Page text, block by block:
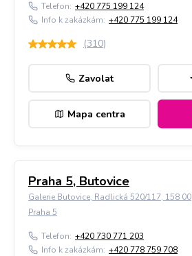
Telefon: +420 775 199 124
Info k zakázkám: +420 775 199 124
(310)
Zavolat
Mapa centra
Praha 5, Butovice
Galerie Butovice, Radlická 520/117, 158 00
Praha 5
Telefon: +420 730 771 203
Info k zakázkám: +420 778 759 708